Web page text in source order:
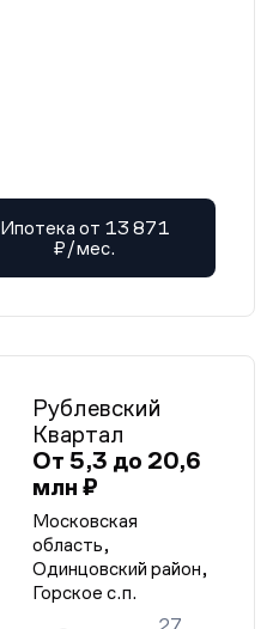
Ипотека от 13 871
₽/мес.
Рублевский
Квартал
От 5,3 до 20,6
млн ₽
Московская
область,
Одинцовский район,
Горское с.п.
27